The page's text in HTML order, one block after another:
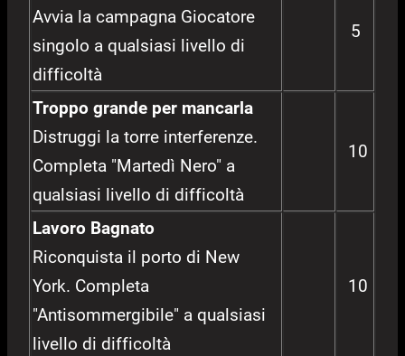
Avvia la campagna Giocatore
singolo a qualsiasi livello di
difficoltà
5
Troppo grande per mancarla
Distruggi la torre interferenze.
Completa "Martedì Nero" a
qualsiasi livello di difficoltà
10
Lavoro Bagnato
Riconquista il porto di New
York. Completa
"Antisommergibile" a qualsiasi
livello di difficoltà
10